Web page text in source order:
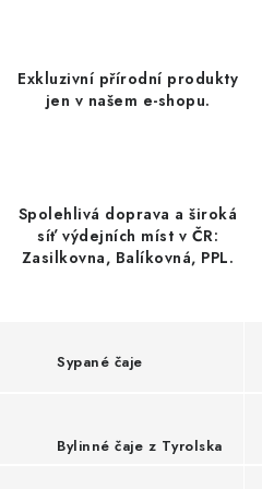
RÝŽE
MANGO BEZ PŘIDANÉHO
KOŘENÍ / TEKUTÁ
SUŠENÉ OVOCE / ŠVESTKY
SUŠENÉ OVOCE / MERUŇKY
SÍŘENÉ Č.8
m
ě
Exkluzivní přírodní produkty
jen v našem e-shopu.
Spolehlivá doprava a široká
síť výdejních míst v ČR:
Zasilkovna, Balíkovná, PPL.
Sypané čaje
Bylinné čaje z Tyrolska